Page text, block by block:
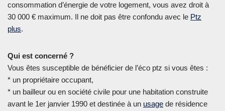
consommation d’énergie de votre logement, vous avez droit à
30 000 € maximum. Il ne doit pas être confondu avec le Ptz
plus.
Qui est concerné ?
Vous êtes susceptible de bénéficier de l’éco ptz si vous êtes :
* un propriétaire occupant,
* un bailleur ou en société civile pour une habitation construite
avant le 1er janvier 1990 et destinée à un usage de résidence